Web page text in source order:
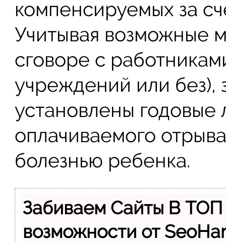
компенсируемых за
Учитывая возможные
сговоре с
учреждений или без),
установлены годовые
оплачиваемого
болезнью ребенка.
Забиваем Сайты В
возможности от